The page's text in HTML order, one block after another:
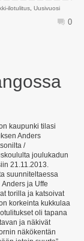
ilotulitus, Uusivuosi
0
kaupunki tilasi
Anders
/
joulukadun
21.11.2013.
suunniteltaessa
ja Uffe
torilla ja katsoivat
korkeinta kukkulaa
oli tapana
ja näkivät
näkökentän